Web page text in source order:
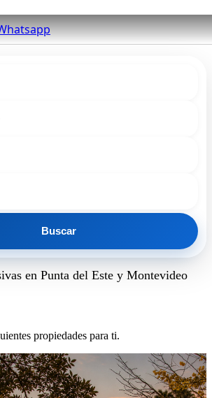
el Real Estate!
Buscar
en Punta del Este y Montevideo
propiedades para ti.